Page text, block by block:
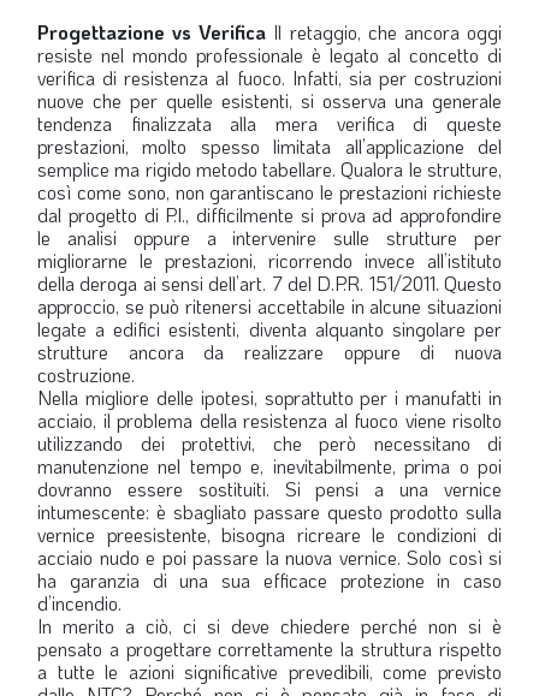
Progettazione vs Verifica Il retaggio, che ancora oggi
resiste nel mondo professionale è legato al concetto di
verifica di resistenza al fuoco. Infatti, sia per costruzioni
nuove che per quelle esistenti, si osserva una generale
tendenza finalizzata alla mera verifica di queste
prestazioni, molto spesso limitata all’applicazione del
semplice ma rigido metodo tabellare. Qualora le strutture,
così come sono, non garantiscano le prestazioni richieste
dal progetto di P.I., difficilmente si prova ad approfondire
le analisi oppure a intervenire sulle strutture per
migliorarne le prestazioni, ricorrendo invece all’istituto
della deroga ai sensi dell’art. 7 del D.P.R. 151/2011. Questo
approccio, se può ritenersi accettabile in alcune situazioni
legate a edifici esistenti, diventa alquanto singolare per
strutture ancora da realizzare oppure di nuova
costruzione.
Nella migliore delle ipotesi, soprattutto per i manufatti in
acciaio, il problema della resistenza al fuoco viene risolto
utilizzando dei protettivi, che però necessitano di
manutenzione nel tempo e, inevitabilmente, prima o poi
dovranno essere sostituiti. Si pensi a una vernice
intumescente: è sbagliato passare questo prodotto sulla
vernice preesistente, bisogna ricreare le condizioni di
acciaio nudo e poi passare la nuova vernice. Solo così si
ha garanzia di una sua efficace protezione in caso
d’incendio.
In merito a ciò, ci si deve chiedere perché non si è
pensato a progettare correttamente la struttura rispetto
a tutte le azioni significative prevedibili, come previsto